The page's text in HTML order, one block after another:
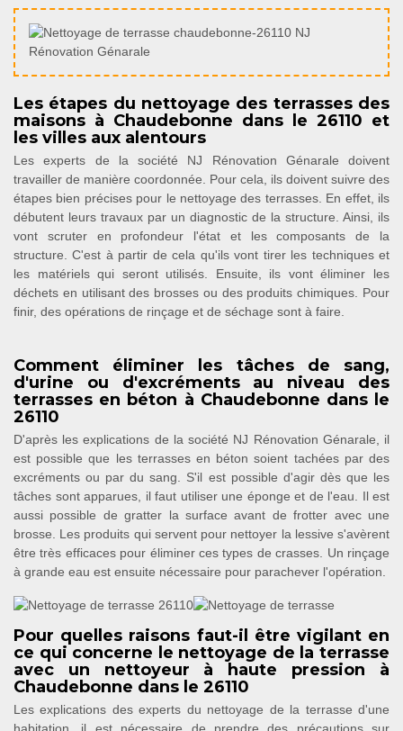
Les étapes du nettoyage des terrasses des
maisons à Chaudebonne dans le 26110 et
les villes aux alentours
Les experts de la société NJ Rénovation Génarale doivent
travailler de manière coordonnée. Pour cela, ils doivent suivre des
étapes bien précises pour le nettoyage des terrasses. En effet, ils
débutent leurs travaux par un diagnostic de la structure. Ainsi, ils
vont scruter en profondeur l'état et les composants de la
structure. C'est à partir de cela qu'ils vont tirer les techniques et
les matériels qui seront utilisés. Ensuite, ils vont éliminer les
déchets en utilisant des brosses ou des produits chimiques. Pour
finir, des opérations de rinçage et de séchage sont à faire.
Comment éliminer les tâches de sang,
d'urine ou d'excréments au niveau des
terrasses en béton à Chaudebonne dans le
26110
D'après les explications de la société NJ Rénovation Génarale, il
est possible que les terrasses en béton soient tachées par des
excréments ou par du sang. S'il est possible d'agir dès que les
tâches sont apparues, il faut utiliser une éponge et de l'eau. Il est
aussi possible de gratter la surface avant de frotter avec une
brosse. Les produits qui servent pour nettoyer la lessive s'avèrent
être très efficaces pour éliminer ces types de crasses. Un rinçage
à grande eau est ensuite nécessaire pour parachever l'opération.
Pour quelles raisons faut-il être vigilant en
ce qui concerne le nettoyage de la terrasse
avec un nettoyeur à haute pression à
Chaudebonne dans le 26110
Les explications des experts du nettoyage de la terrasse d'une